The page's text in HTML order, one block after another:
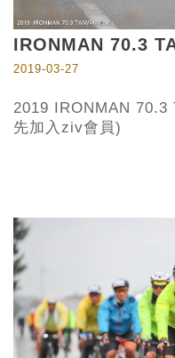
IRONMAN 70.3
2019-03-27
2019 IRONMAN
先加入ziv會員)